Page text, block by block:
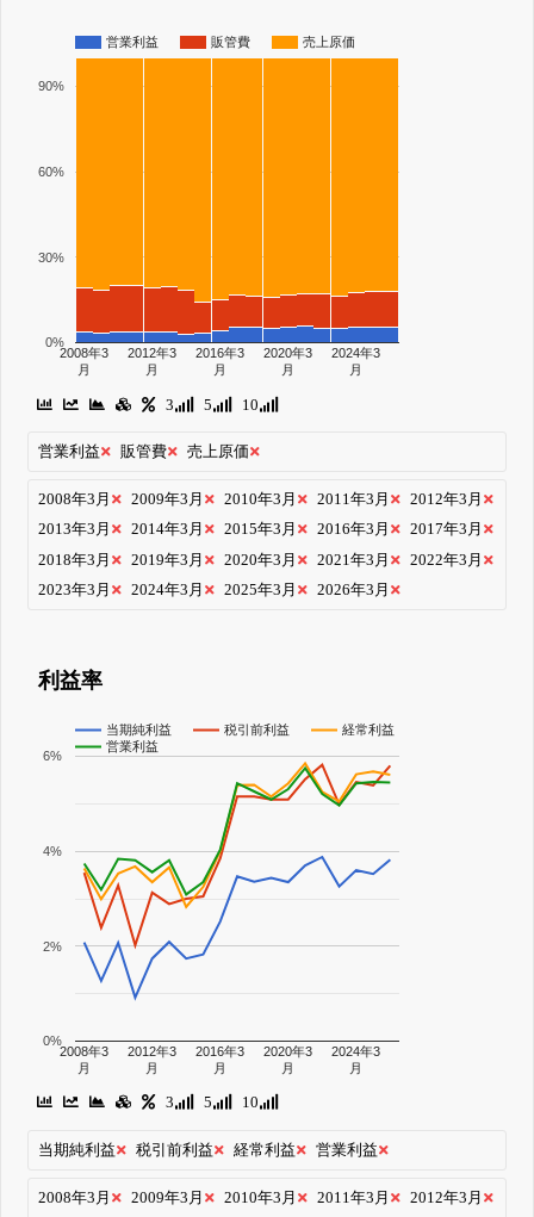
営業利益 販管費 売上原価
2008年3
月
2012年3
月
2016年3
月
2020年3
月
2024年3
月
0%
30%
60%
90%
3 5 10
営業利益 販管費 売上原価
2008年3月 2009年3月 2010年3月 2011年3月
2012年3月
2013年3月
2014年3月 2015年3月 2016年3月
2017年3月
2018年3月
2019年3月 2020年3月 2021年3月
2022年3月
2023年3月
2024年3月 2025年3月 2026年3月
利益率
当期純利益 税引前利益
経常利益
営業利益
2008年3
月
2012年3
月
2016年3
月
2020年3
月
2024年3
月
0%
2%
4%
6%
3 5 10
当期純利益 税引前利益 経常利益 営業利益
2008年3月 2009年3月 2010年3月 2011年3月
2012年3月